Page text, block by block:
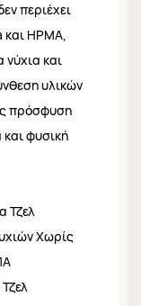
περιέχει
HPMA,
νύχια και
υλικών
πρόσφυση
φυσική
Τζελ
Χωρίς